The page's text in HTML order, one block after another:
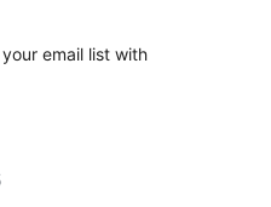
email list with